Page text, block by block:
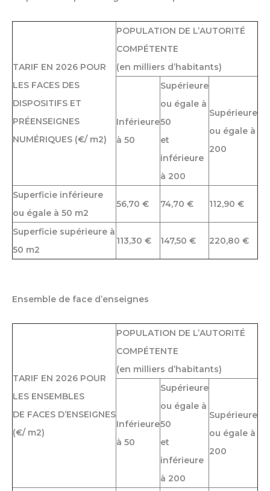
TARIF EN 2026 POUR
LES FACES DES
DISPOSITIFS ET
PRÉENSEIGNES
NUMÉRIQUES (€/ m2)
POPULATION DE L’AUTORITÉ
COMPÉTENTE
(en milliers d’habitants)
Inférieure
à 50
Supérieure
ou égale à
50
et
inférieure
à 200
Supérieure
ou égale à
200
Superficie inférieure
ou égale à 50 m2
56,70 € 74,70 € 112,90 €
Superficie supérieure à
50 m2
113,30 € 147,50 € 220,80 €
Ensemble de face d’enseignes
TARIF EN 2026 POUR
LES ENSEMBLES
DE FACES D’ENSEIGNES
(€/ m2)
POPULATION DE L’AUTORITÉ
COMPÉTENTE
(en milliers d’habitants)
Inférieure
à 50
Supérieure
ou égale à
50
et
inférieure
à 200
Supérieure
ou égale à
200